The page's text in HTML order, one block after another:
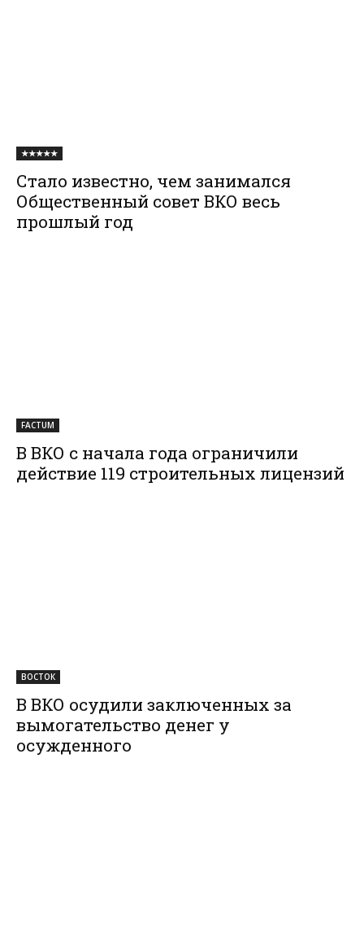
★★★★★
Стало известно, чем занимался
Общественный совет ВКО весь
прошлый год
FACTUM
В ВКО с начала года ограничили
действие 119 строительных лицензий
ВОСТОК
В ВКО осудили заключенных за
вымогательство денег у
осужденного